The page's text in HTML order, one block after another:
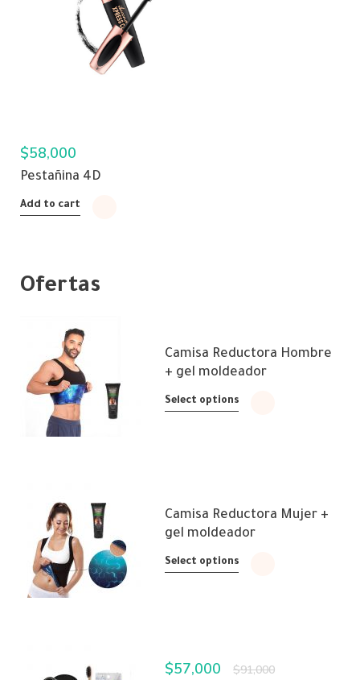
$58,000
Pestañina 4D
Add to cart
Ofertas
Camisa Reductora Hombre
+ gel moldeador
Select options
Camisa Reductora Mujer +
gel moldeador
Select options
$57,000 $91,000